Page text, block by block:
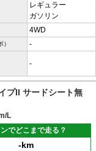
レギュラー
ガソリン
4WD
-
-
プII サードシート無
L
でどこまで走る？
-km